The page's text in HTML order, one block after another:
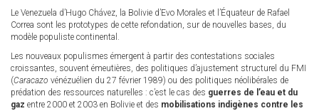
Le Venezuela d’Hugo Chávez, la Bolivie d’Evo Morales et l’Équateur de Rafael
Correa sont les prototypes de cette refondation, sur de nouvelles bases, du
modèle populiste continental.
Les nouveaux populismes émergent à partir des contestations sociales
croissantes, souvent émeutières, des politiques d’ajustement structurel du FMI
(Caracazo vénézuélien du 27 février 1989) ou des politiques néolibérales de
prédation des ressources naturelles : c’est le cas des guerres de l’eau et du
gaz entre 2000 et 2003 en Bolivie et des mobilisations indigènes contre les